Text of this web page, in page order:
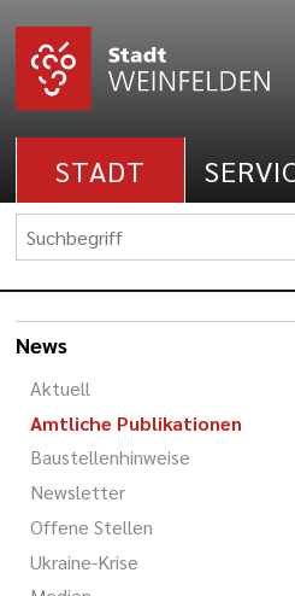
STADT
News
Aktuell
Amtliche Publikationen
Baustellenhinweise
Newsletter
Offene Stellen
Ukraine-Krise